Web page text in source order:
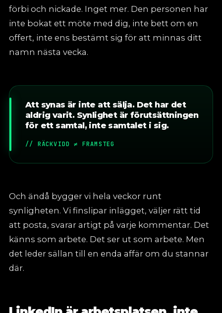
förbi och nickade. Inget mer. Den personen har
inte bokat ett möte med dig, inte bett om en
offert, inte ens bestämt sig för att minnas ditt
namn nästa vecka.
Att synas är inte att sälja. Det har det
aldrig varit. Synlighet är förutsättningen
för ett samtal, inte samtalet i sig.
// RÄCKVIDD ≠ FRAMSTEG
Och ändå bygger vi hela veckor runt
synligheten. Vi finslipar inlägget, väljer rätt tid
att posta, svarar artigt på varje kommentar. Det
känns som arbete. Det ser ut som arbete. Men
det leder sällan till en enda affär om du stannar
där.